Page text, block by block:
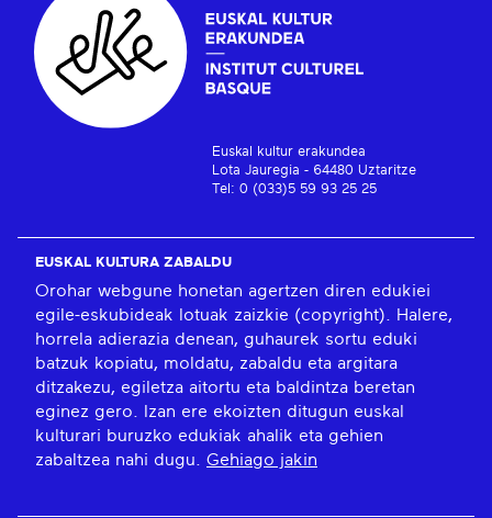
Euskal kultur erakundea
Lota Jauregia - 64480 Uztaritze
Tel: 0 (033)5 59 93 25 25
EUSKAL KULTURA ZABALDU
Orohar webgune honetan agertzen diren edukiei
egile-eskubideak lotuak zaizkie (copyright). Halere,
horrela adierazia denean, guhaurek sortu eduki
batzuk kopiatu, moldatu, zabaldu eta argitara
ditzakezu, egiletza aitortu eta baldintza beretan
eginez gero. Izan ere ekoizten ditugun euskal
kulturari buruzko edukiak ahalik eta gehien
zabaltzea nahi dugu. Gehiago jakin